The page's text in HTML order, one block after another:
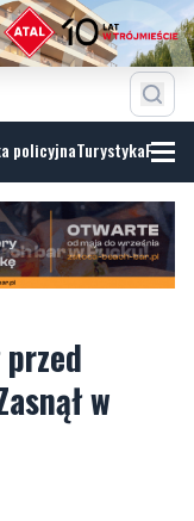
policyjnaTurystyka